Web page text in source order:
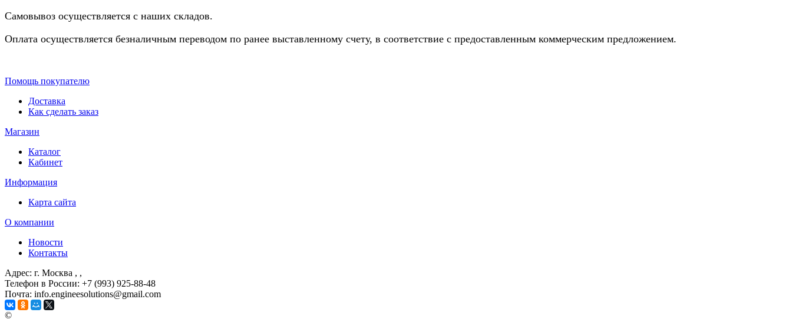
Самовывоз осуществляется с наших складов.
Оплата осуществляется безналичным переводом по ранее выставленному счету, в соответствие с предоставленным коммерческим предложением.
Помощь покупателю
Доставка
Как сделать заказ
Магазин
Каталог
Кабинет
Информация
Карта сайта
О компании
Новости
Контакты
Адрес: г. Москва , ,
Телефон в России: +7 (993) 925-88-48
Почта: info.engineesolutions@gmail.com
©